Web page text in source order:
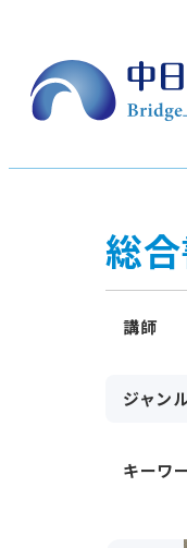
総
講師
ジャン
キーワ